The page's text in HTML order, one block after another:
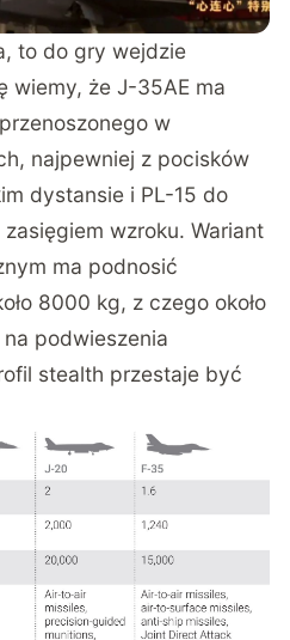
to do gry wejdzie
wiemy, że J-35AE ma
w
najpewniej z pocisków
dystansie i PL-15 do
wzroku. Wariant
ma podnosić
8000 kg, z czego około
podwieszenia
stealth przestaje być